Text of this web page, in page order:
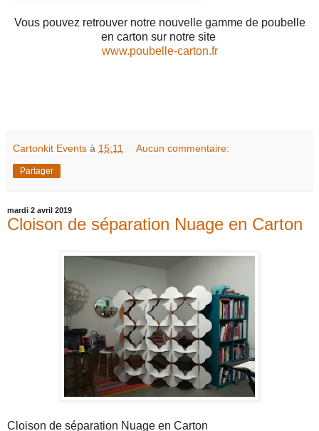
Vous pouvez retrouver notre nouvelle gamme de poubelle
en carton sur notre site
www.poubelle-carton.fr
Cartonkit Events à 15:11 Aucun commentaire:
Partager
mardi 2 avril 2019
Cloison de séparation Nuage en Carton
Cloison de séparation Nuage en Carton